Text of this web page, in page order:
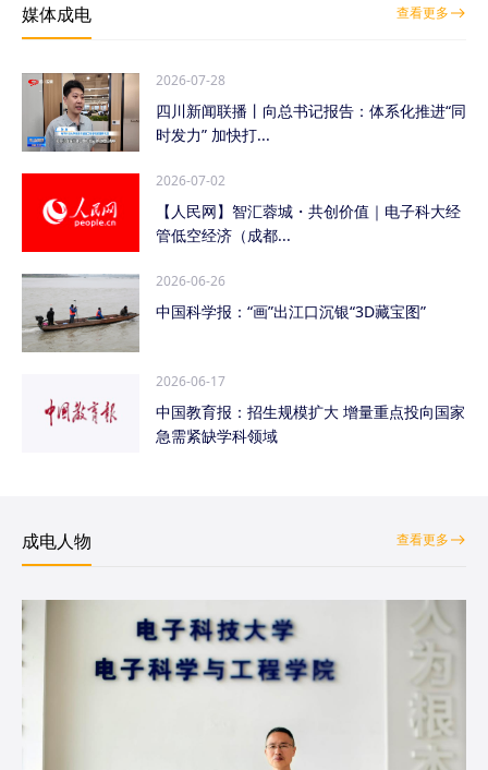
媒体成电 查看更多
2026-07-28
四川新闻联播丨向总书记报告：体系化推进“同
时发力” 加快打...
2026-07-02
【人民网】智汇蓉城・共创价值｜电子科大经
管低空经济（成都...
2026-06-26
中国科学报：“画”出江口沉银“3D藏宝图”
2026-06-17
中国教育报：招生规模扩大 增量重点投向国家
急需紧缺学科领域
成电人物 查看更多